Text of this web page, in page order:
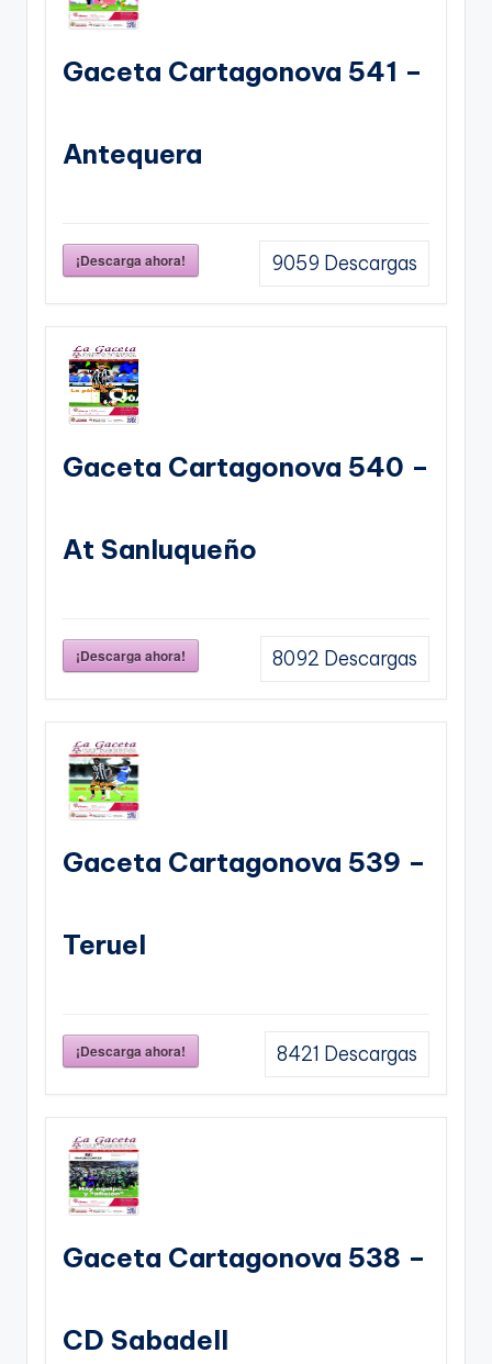
Gaceta Cartagonova 541 –
Antequera
¡Descarga ahora! 9059 Descargas
Gaceta Cartagonova 540 –
At Sanluqueño
¡Descarga ahora! 8092 Descargas
Gaceta Cartagonova 539 –
Teruel
¡Descarga ahora! 8421 Descargas
Gaceta Cartagonova 538 –
CD Sabadell